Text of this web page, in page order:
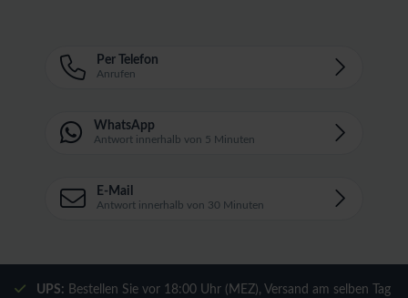
Per Telefon
Anrufen
WhatsApp
Antwort innerhalb von 5 Minuten
E-Mail
Antwort innerhalb von 30 Minuten
UPS: Bestellen Sie vor 18:00 Uhr (MEZ), Versand am selben Tag